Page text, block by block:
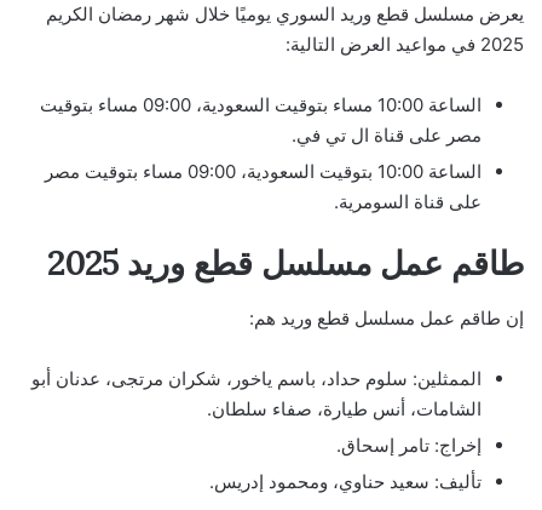
يعرض مسلسل قطع وريد السوري يوميًا خلال شهر رمضان الكريم
2025 في مواعيد العرض التالية:
الساعة 10:00 مساء بتوقيت السعودية، 09:00 مساء بتوقيت
مصر على قناة ال تي في.
الساعة 10:00 بتوقيت السعودية، 09:00 مساء بتوقيت مصر
على قناة السومرية.
طاقم عمل مسلسل قطع وريد 2025
إن طاقم عمل مسلسل قطع وريد هم:
الممثلين: سلوم حداد، باسم ياخور، شكران مرتجى، عدنان أبو
الشامات، أنس طيارة، صفاء سلطان.
إخراج: تامر إسحاق.
تأليف: سعيد حناوي، ومحمود إدريس.